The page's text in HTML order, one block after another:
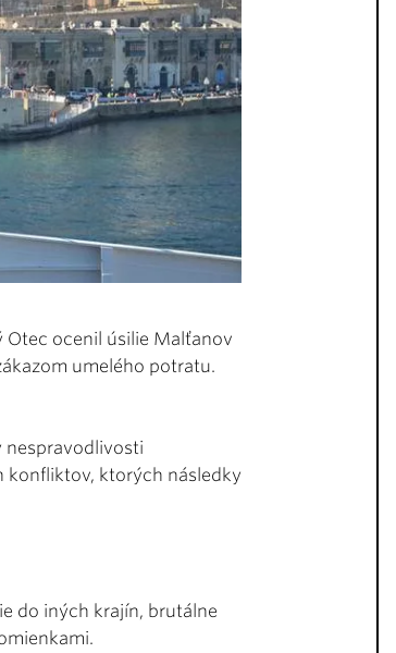
Otec ocenil úsilie Malťanov
umelého potratu.
nespravodlivosti
konfliktov, ktorých následky
do iných krajín, brutálne